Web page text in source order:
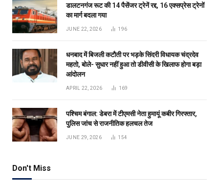
डालटनगंज रूट की 14 पैसेंजर ट्रेनें रद्द, 16 एक्सप्रेस ट्रेनों
का मार्ग बदला गया
JUNE 22, 2026 196
धनबाद में बिजली कटौती पर भड़के सिंदरी विधायक चंद्रदेव
महतो, बोले- सुधार नहीं हुआ तो डीवीसी के खिलाफ होगा बड़ा
आंदोलन
APRIL 22, 2026 169
पश्चिम बंगाल: डेबरा में टीएमसी नेता हुमायूं कबीर गिरफ्तार,
पुलिस जांच से राजनीतिक हलचल तेज
JUNE 29, 2026 154
Don't Miss